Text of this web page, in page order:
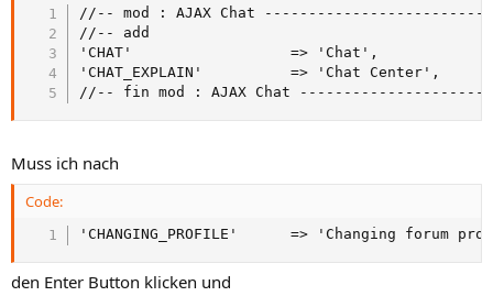
//-- mod : AJAX Chat
//-- add
'CHAT'					=> 'Chat',
'CHAT_EXPLAIN'			=> 'Chat Center',
//-- fin mod : AJAX Chat
Muss ich nach
Code:
'CHANGING_PROFILE'		=>
den Enter Button klicken und